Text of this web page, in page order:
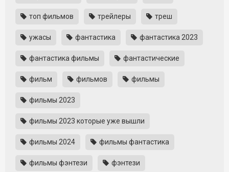
топ фильмов трейлеры треш
ужасы фантастика фантастика 2023
фантастика фильмы фантастические
фильм фильмов фильмы
фильмы 2023
фильмы 2023 которые уже вышли
фильмы 2024 фильмы фантастика
фильмы фэнтези фэнтези